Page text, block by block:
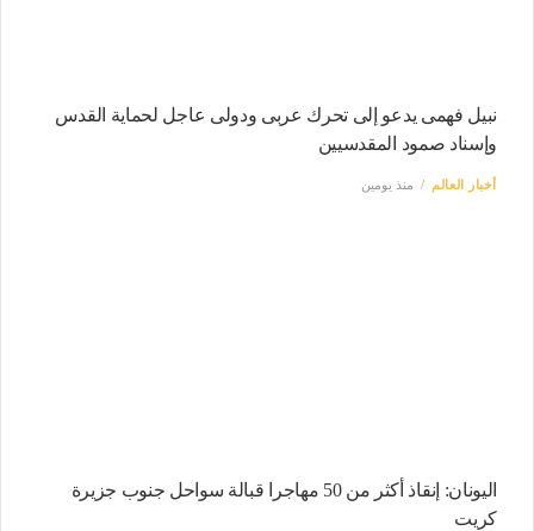
نبيل فهمى يدعو إلى تحرك عربى ودولى عاجل لحماية القدس
وإسناد صمود المقدسيين
أخبار العالم منذ يومين
اليونان: إنقاذ أكثر من 50 مهاجرا قبالة سواحل جنوب جزيرة
كريت